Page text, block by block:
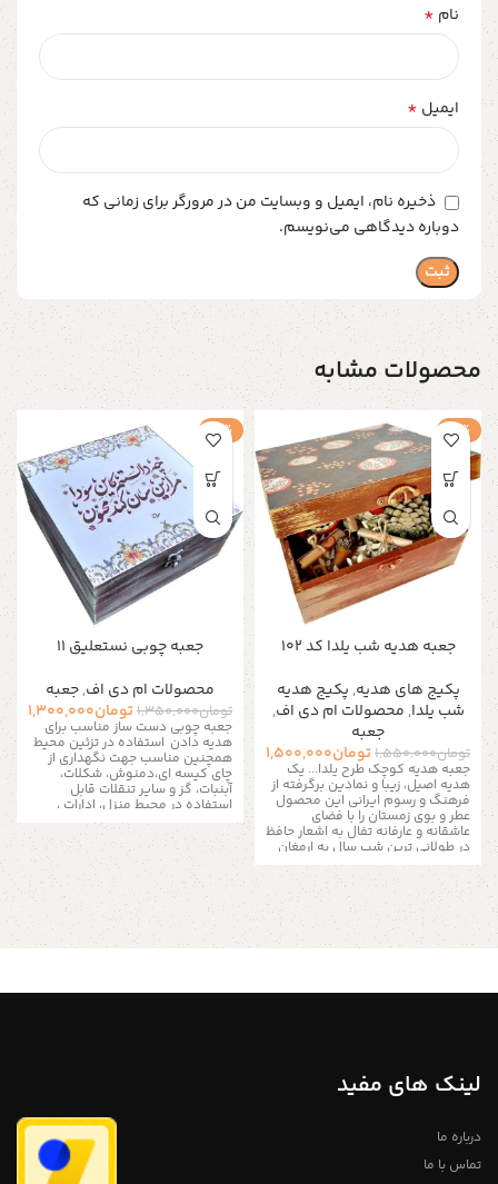
نام *
ایمیل *
ذخیره نام، ایمیل و وبسایت من در مرورگر برای زمانی که
دوباره دیدگاهی می‌نویسم.
محصولات مشابه
-3%
جعبه هدیه شب یلدا کد ۱۰۲
پکیج های هدیه, پکیج هدیه
شب یلدا, محصولات ام دی اف,
جعبه
تومان1,550,000تومان1,500,000
جعبه هدیه کوچک طرح یلدا... یک
هدیه اصیل، زیبا و نمادین برگرفته از
فرهنگ و رسوم ایرانی این محصول
عطر و بوی زمستان را با فضای
عاشقانه و عارفانه تفال به اشعار حافظ
در طولانی ترین شب سال به ارمغان
می آورد. همیشه در محافل و
میهمانی های شب یلدا جای خالی یک
هدیه عاشقانه، زیبا و متناسب با
فضای گرم و شیرین این بلندترین
شب سال به چشم می خورد. ازین رو
برآن شدیم تا با ارائه این ست هدیه
هدیه نفیس چوبی، ۵ عدد انار خشک
حافظ و پوشال چوب
یلدا پس از آن شب و در تمام طول
سال نیز، یک هدیه کاربردیست:
همچنین نماد های داخل جعبه نیز
-4%
جعبه چوبی نستعلیق 11
محصولات ام دی اف,جعبه
تومان1,350,000تومان1,300,000
جعبه چوبی دست ساز مناسب برای
هدیه دادن استفاده در تزئین محیط
همچنین مناسب جهت نگهداری از
چای کیسه ای،دمنوش، شکلات،
آبنبات، گز و سایر تنقلات قابل
استفاده در محیط منزل، ادارات ،
کافی شاپ ها و مناسب برای نظم
دادن به زیور آلات و لوازم ریز است
به دلیل سایز بزرگ تمامی
سینی ها و جعبه ها فقط به
صورت پس کرایه و از طریق
تیپاکس ارسال می شود
دارد علاوه بر اینکه از شلوغ شدن میز
جعبه چوبی هنری دست
ساز ساخت ایرانو هنرمند
لینک های مفید
درباره ما
تماس با ما